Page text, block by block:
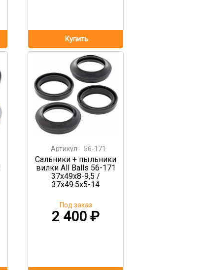
Артикул: 56-171
Сальники + пыльники
вилки All Balls 56-171
37x49x8-9,5 /
37x49.5x5-14
2 400 ₽
Под заказ